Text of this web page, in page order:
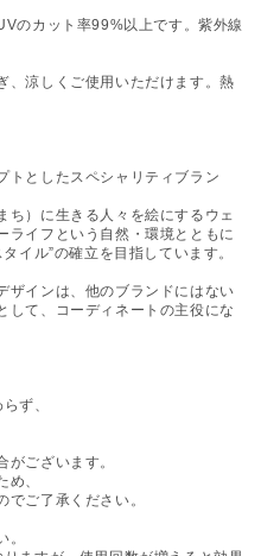
のカット率99%以上です。紫外線
、涼しくご使用いただけます。熱
トとしたスペシャリティブラン
ち）に生きる人々を絵にするウェ
ライフという自然・環境とともに
イル”の確立を目指しています。
ザインは、他のブランドにはない
して、コーディネートの主役にな
ず、
ございます。
め、
ご了承ください。
。